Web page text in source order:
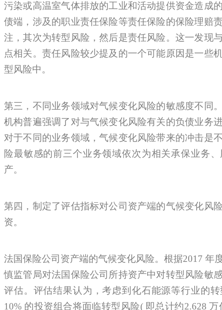
污染或高温室气体排放的工业和活动提供资金造成
债端，涉及的职业责任保险等责任保险的保险理赔
注，其次为转型风险，然后是责任风险。这一发现
点相关。责任风险较少提及的一个可能原因是一些
型风险中。
第三，不同业务领域对气候变化风险的敏感度不同
机构普遍强调了对与气候变化风险有关的负债业务
对于不同的业务领域，气候变化风险带来的冲击是
险最敏感的前三个业务领域依次为相关承保业务
产。
第四，制定了评估指标对公司资产端的气候变化风
资。
法国保险公司资产端的气候变化风险。根据2017 年
慎监管局对法国保险公司所持资产中对转型风险敏
评估。评估结果认为，考虑到化石能源等行业的
10% 的投资组合将面临转型风险( 即总计约2.628